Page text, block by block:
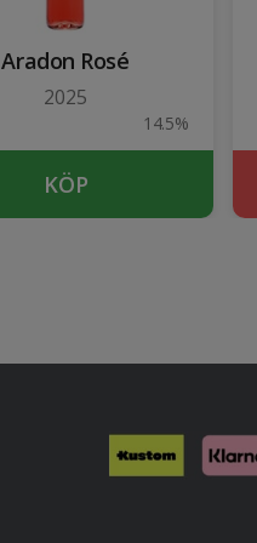
Aradon Rosé
2025
14.5%
KÖP